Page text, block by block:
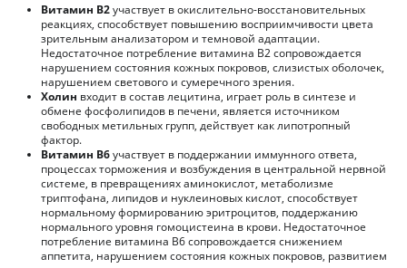
Витамин В2участвует в окислительно-восстановительных
реакциях, способствует повышению восприимчивости цвета
зрительным анализатором и темновой адаптации.
Недостаточное потребление витамина В2 сопровождается
нарушением состояния кожных покровов, слизистых оболочек,
нарушением светового и сумеречного зрения.
Холин входит в состав лецитина, играет роль в синтезе и
обмене фосфолипидов в печени, является источником
свободных метильных групп, действует как липотропный
фактор.
Витамин В6участвует в поддержании иммунного ответа,
процессах торможения и возбуждения в центральной нервной
системе, в превращениях аминокислот, метаболизме
триптофана, липидов и нуклеиновых кислот, способствует
нормальному формированию эритроцитов, поддержанию
нормального уровня гомоцистеина в крови. Недостаточное
потребление витамина В6 сопровождается снижением
аппетита, нарушением состояния кожных покровов, развитием